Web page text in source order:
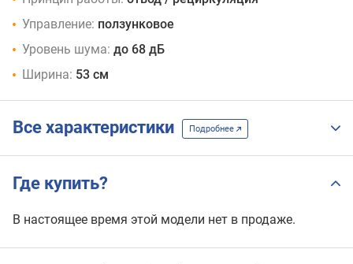
Управление: ползунковое
Уровень шума: до 68 дБ
Ширина: 53 см
Все характеристики Подробнее
Где купить?
В настоящее время этой модели нет в продаже.